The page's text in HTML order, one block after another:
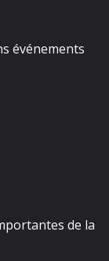
événements
de la